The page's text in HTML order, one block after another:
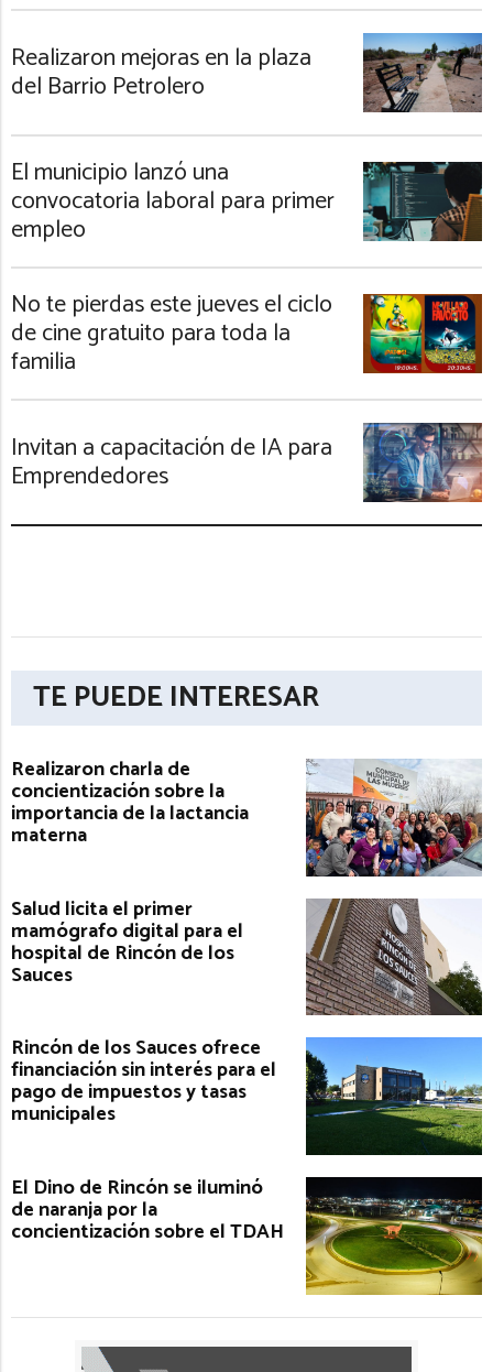
Realizaron mejoras en la plaza
del Barrio Petrolero
El municipio lanzó una
convocatoria laboral para primer
empleo
No te pierdas este jueves el ciclo
de cine gratuito para toda la
familia
Invitan a capacitación de IA para
Emprendedores
TE PUEDE INTERESAR
Realizaron charla de
concientización sobre la
importancia de la lactancia
materna
Salud licita el primer
mamógrafo digital para el
hospital de Rincón de los
Sauces
Rincón de los Sauces ofrece
financiación sin interés para el
pago de impuestos y tasas
municipales
El Dino de Rincón se iluminó
de naranja por la
concientización sobre el TDAH